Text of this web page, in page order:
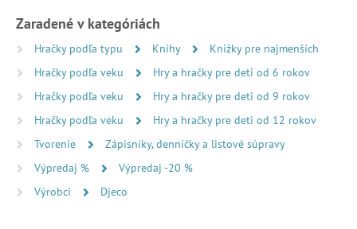
Zaradené v kategóriách
Hračky podľa typu Knihy
Knižky pre najmenších
Hračky podľa veku
Hry a hračky pre deti od 6 rokov
Hračky podľa veku
Hry a hračky pre deti od 9 rokov
Hračky podľa veku
Hry a hračky pre deti od 12 rokov
Tvorenie
Zápisníky, denníčky a listové súpravy
Výpredaj %
Výpredaj -20 %
Výrobci
Djeco